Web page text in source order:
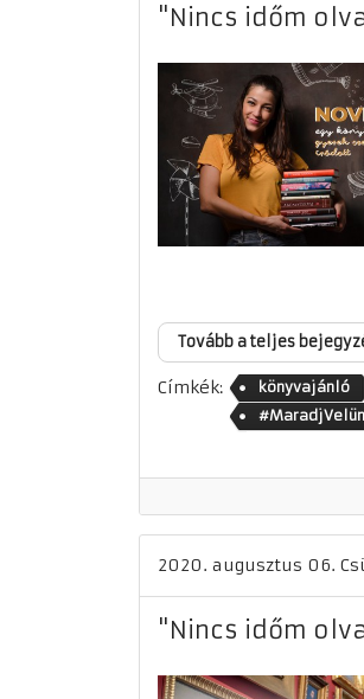
"Nincs időm
Tovább a teljes
Címkék: könyvajánló
2020. augusztus 06.
"Nincs időm